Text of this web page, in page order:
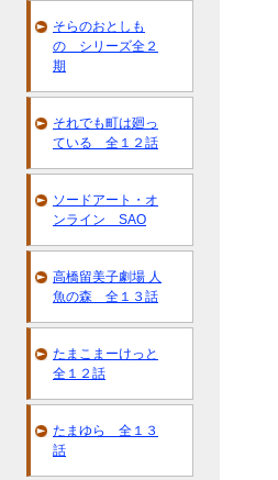
そらのおとしも
の シリーズ全２
期
それでも町は廻っ
ている 全１２話
ソードアート・オ
ンライン SAO
高橋留美子劇場 人
魚の森 全１３話
たまこまーけっと
全１２話
たまゆら 全１３
話